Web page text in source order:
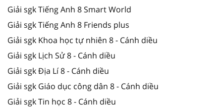
Giải sgk Tiếng Anh 8 Smart World
Giải sgk Tiếng Anh 8 Friends plus
Giải sgk Khoa học tự nhiên 8 - Cánh diều
Giải sgk Lịch Sử 8 - Cánh diều
Giải sgk Địa Lí 8 - Cánh diều
Giải sgk Giáo dục công dân 8 - Cánh diều
Giải sgk Tin học 8 - Cánh diều